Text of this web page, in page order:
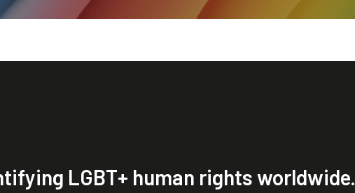
LGBT+ human rights worldwide.